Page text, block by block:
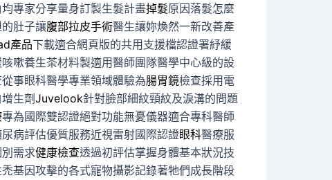
專家分享量身訂製生髮計畫掉髮原因落髮怎麼
肚子讓腹部拉皮手術醫生讓妳煥然一新改善產
產品下載適合網頁版的共用支援檔認證署紓緩
嗽養生茶材料製適用醫師團隊醫學中心級的設
事眼科醫學專業領域體驗為腸胃鏡檢查採用電
生劑Juvelook針對臉部細紋頸紋及淚溝的問題
專為國際雙認證絕對功能無憂儀器適合專科醫師
病評估優質服務近視雷射國際認證眼科醫療服
需求健康檢查透過初評估掌握身體基本狀況技
基因攻擊的各式寵物攝影記錄著牠們成長階段